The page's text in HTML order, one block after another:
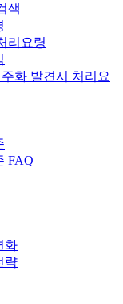
색
리요령
화 발견시 처리요
FAQ
화
략